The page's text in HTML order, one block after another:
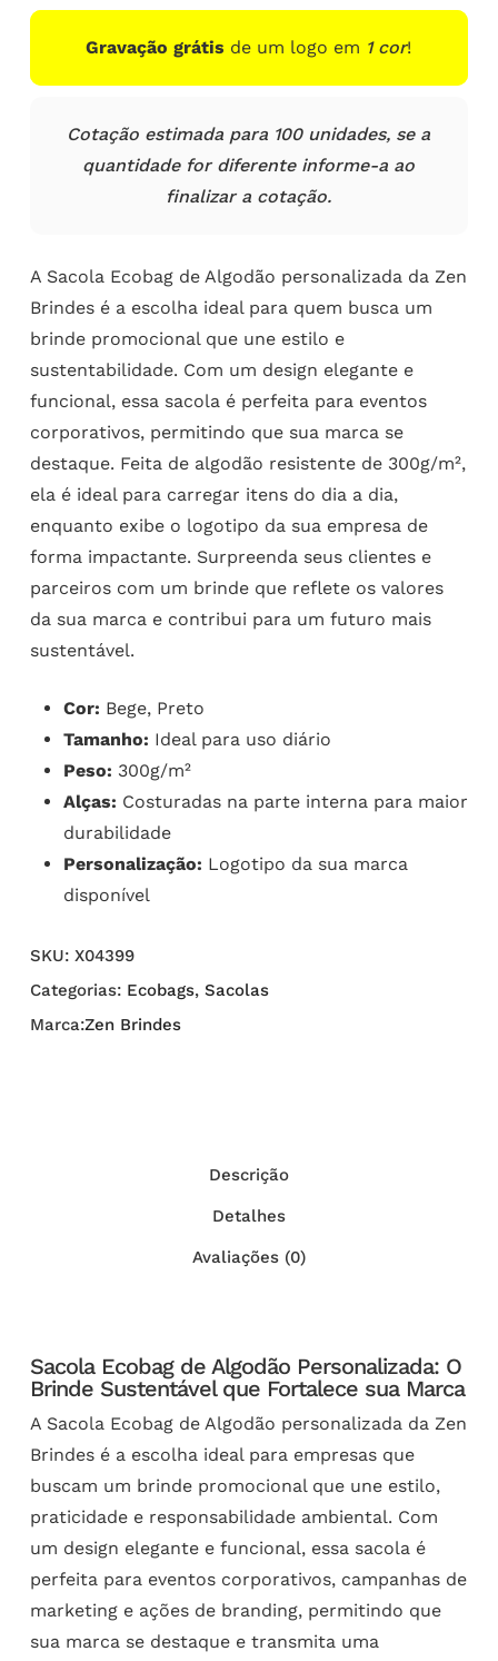
Gravação grátis de um logo em 1 cor!
Cotação estimada para 100 unidades, se a
quantidade for diferente informe-a ao
finalizar a cotação.
A Sacola Ecobag de Algodão personalizada da Zen
Brindes é a escolha ideal para quem busca um
brinde promocional que une estilo e
sustentabilidade. Com um design elegante e
funcional, essa sacola é perfeita para eventos
corporativos, permitindo que sua marca se
destaque. Feita de algodão resistente de 300g/m²,
ela é ideal para carregar itens do dia a dia,
enquanto exibe o logotipo da sua empresa de
forma impactante. Surpreenda seus clientes e
parceiros com um brinde que reflete os valores
da sua marca e contribui para um futuro mais
sustentável.
Cor: Bege, Preto
Tamanho: Ideal para uso diário
Peso: 300g/m²
Alças: Costuradas na parte interna para maior
durabilidade
Personalização: Logotipo da sua marca
disponível
SKU: X04399
Categorias: Ecobags, Sacolas
Marca:Zen Brindes
Descrição
Detalhes
Avaliações (0)
Sacola Ecobag de Algodão Personalizada: O
Brinde Sustentável que Fortalece sua Marca
A Sacola Ecobag de Algodão personalizada da Zen
Brindes é a escolha ideal para empresas que
buscam um brinde promocional que une estilo,
praticidade e responsabilidade ambiental. Com
um design elegante e funcional, essa sacola é
perfeita para eventos corporativos, campanhas de
marketing e ações de branding, permitindo que
sua marca se destaque e transmita uma